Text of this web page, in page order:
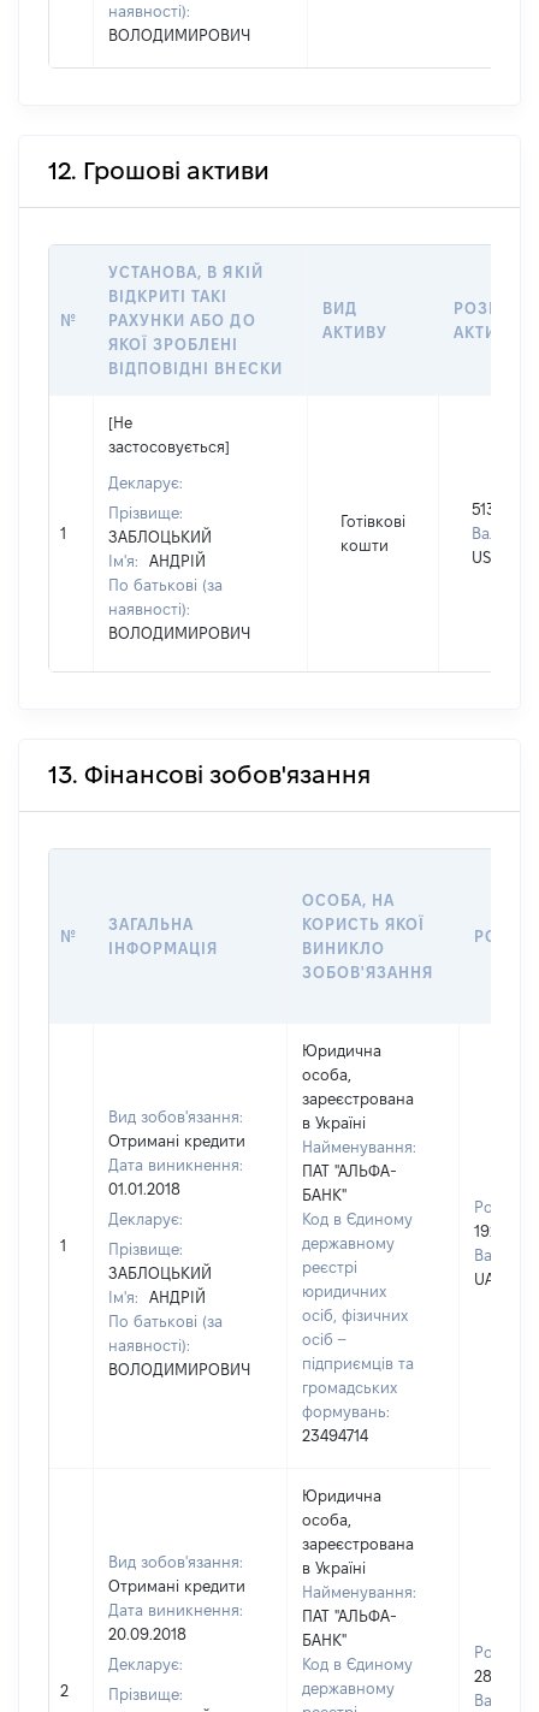
наявності):
ВОЛОДИМИРОВИЧ
12. Грошові активи
№
УСТАНОВА, В ЯКІЙ
ВІДКРИТІ ТАКІ
РАХУНКИ АБО ДО
ЯКОЇ ЗРОБЛЕНІ
ВІДПОВІДНІ ВНЕСКИ
ВИД
АКТИВУ
РОЗМІР
АКТИВУ
1
[Не
застосовується]
Декларує:
Прізвище:
ЗАБЛОЦЬКИЙ
Ім'я:
АНДРІЙ
По батькові (за
наявності):
ВОЛОДИМИРОВИЧ
Готівкові
кошти
513000
Валюта:
USD
13. Фінансові зобов'язання
№
ЗАГАЛЬНА
ІНФОРМАЦІЯ
ОСОБА, НА
КОРИСТЬ ЯКОЇ
ВИНИКЛО
ЗОБОВ'ЯЗАННЯ
1
Вид зобов'язання:
Отримані кредити
Дата виникнення:
01.01.2018
Декларує:
Прізвище:
ЗАБЛОЦЬКИЙ
Ім'я:
АНДРІЙ
По батькові (за
наявності):
ВОЛОДИМИРОВИЧ
Юридична
особа,
зареєстрована
в Україні
Найменування:
ПАТ "АЛЬФА-
БАНК"
Код в Єдиному
державному
реєстрі
юридичних
осіб, фізичних
осіб –
підприємців та
громадських
формувань:
23494714
Розмір:
192486
Валюта:
UAH
2
Вид зобов'язання:
Отримані кредити
Дата виникнення:
20.09.2018
Декларує:
Прізвище:
Юридична
особа,
зареєстрована
в Україні
Найменування:
ПАТ "АЛЬФА-
БАНК"
Код в Єдиному
державному
Розмір:
286205
Валюта: